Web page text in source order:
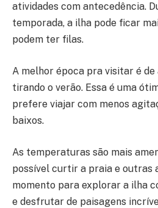
atividades com antecedência.
temporada, a ilha pode ficar
podem ter filas.
A melhor época pra visitar é
tirando o verão. Essa é uma
prefere viajar com menos
baixos.
As temperaturas são mais
possível curtir a praia e outras
momento para explorar a ilha
e desfrutar de paisagens